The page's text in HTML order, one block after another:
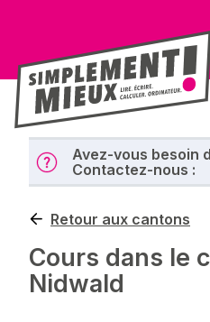
Avez-vous besoin
Contactez-nous :
Retour aux cantons
Cours dans le
Nidwald